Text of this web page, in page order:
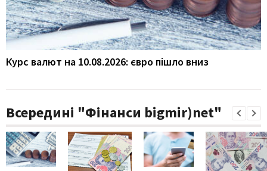
Курс валют на 10.08.2026: євро пішло вниз
Всередині "Фінанси bigmir)net"